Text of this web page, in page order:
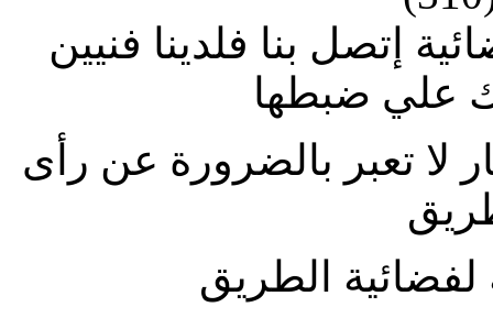
إتصل بنا فلدينا فنيين
علي ضبطها
لا تعبر بالضرورة عن رأى
الطريق